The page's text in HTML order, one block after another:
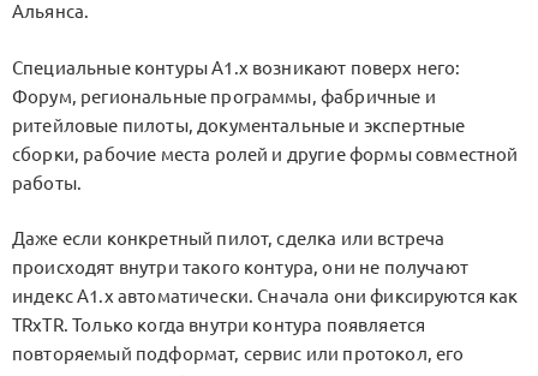
Альянса.
Специальные контурыA1.x возникают поверх него:
Форум, региональные программы, фабричные и
ритейловые пилоты, документальные и экспертные
сборки, рабочие места ролей и другие формы совместной
работы.
Даже если конкретный пилот, сделка или встреча
происходят внутри такого контура, они не получают
индексA1.x автоматически. Сначала они фиксируются как
TRxTR. Только когда внутри контура появляется
повторяемый подформат, сервис или протокол, его